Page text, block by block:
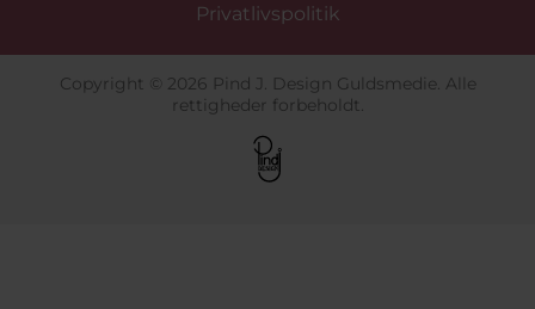
Privatlivspolitik
Copyright © 2026 Pind J. Design Guldsmedie. Alle
rettigheder forbeholdt.